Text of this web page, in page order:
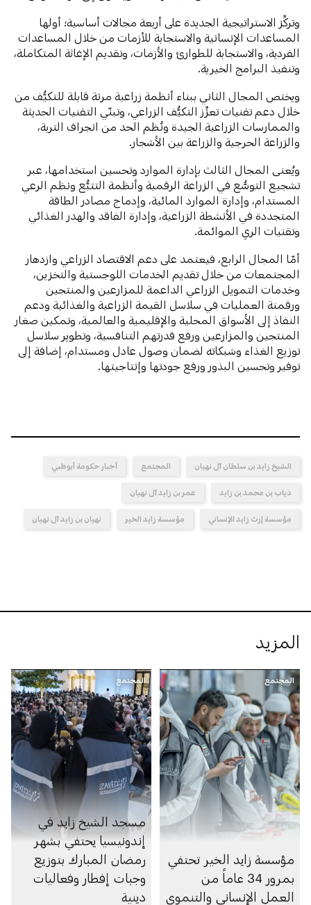
وتركِّز الاستراتيجية الجديدة على أربعة مجالات أساسية؛ أولها
المساعدات الإنسانية والاستجابة للأزمات من خلال المساعدات
الفردية، والاستجابة للطوارئ والأزمات، وتقديم الإغاثة المتكاملة،
وتنفيذ البرامج الخيرية.
ويختص المجال الثاني ببناء أنظمة زراعية مرنة قابلة للتكيُّف من
خلال دعم تقنيات تعزِّز التكيُّف الزراعي، وتبنّي التقنيات الحديثة
والممارسات الزراعية الجيدة ونُظم الحد من انجراف التربة،
والزراعة الحرجية والزراعة بين الأشجار.
ويُعنى المجال الثالث بإدارة الموارد وتحسين استخدامها، عبر
تشجيع التوسُّع في الزراعة الرقمية وأنظمة التتبُّع ونظم الرعي
المستدام، وإدارة الموارد المائية، وإدماج مصادر الطاقة
المتجددة في الأنشطة الزراعية، وإدارة الفاقد والهدر الغذائي
وتقنيات الري الموائمة.
أمّا المجال الرابع، فيعتمد على دعم الاقتصاد الزراعي وازدهار
المجتمعات من خلال تقديم الخدمات اللوجستية والتخزين،
وخدمات التمويل الزراعي الداعمة للمزارعين والمنتجين
ورقمنة العمليات في سلاسل القيمة الزراعية والغذائية ودعم
النفاذ إلى الأسواق المحلية والإقليمية والعالمية، وتمكين صغار
المنتجين والمزارعين ورفع قدرتهم التنافسية، وتطوير سلاسل
توزيع الغذاء وشبكاته لضمان وصول عادل ومستدام، إضافة إلى
توفير وتحسين البذور ورفع جودتها وإنتاجيتها.
الشيخ زايد بن سلطان آل نهيان المجتمع أخبار حكومة أبوظبي
ذياب بن محمد بن زايد عمر بن زايد آل نهيان
مؤسسة إرث زايد الإنساني مؤسسة زايد الخير نهيان بن زايد آل نهيان
المزيد
المجتمع
مؤسسة زايد الخير تحتفي
بمرور 34 عاماً من
العمل الإنساني والتنموي
المجتمع
مسجد الشيخ زايد في
إندونيسيا يحتفي بشهر
رمضان المبارك بتوزيع
وجبات إفطار وفعاليات
دينية